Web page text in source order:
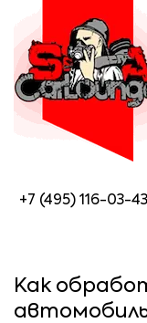
+7 (495) 116-03-43
Как